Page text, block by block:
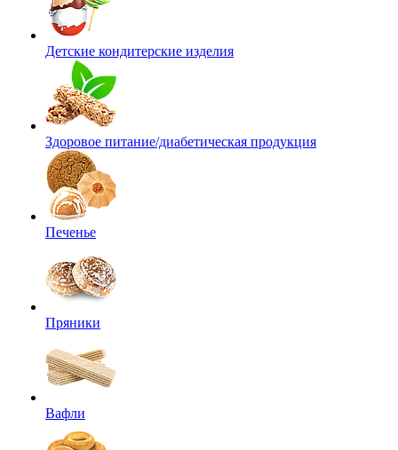
Детские кондитерские изделия
Здоровое питание/диабетическая продукция
Печенье
Пряники
Вафли